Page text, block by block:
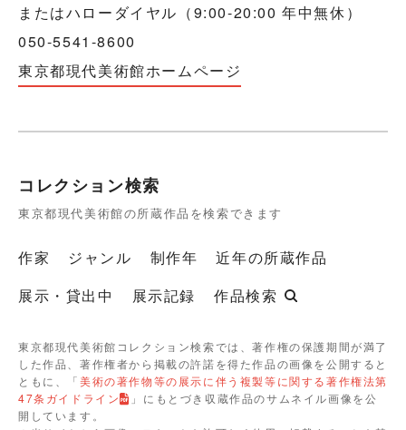
またはハローダイヤル（9:00-20:00 年中無休）
050-5541-8600
東京都現代美術館ホームページ
コレクション検索
東京都現代美術館の所蔵作品を検索できます
作家 ジャンル 制作年
近年の所蔵作品
展示・貸出中
展示記録 作品検索
東京都現代美術館コレクション検索では、著作権の保護期間が満了
した作品、著作権者から掲載の許諾を得た作品の画像を公開すると
ともに、「美術の著作物等の展示に伴う複製等に関する著作権法第
47条ガイドライン
」にもとづき収蔵作品のサムネイル画像を公
開しています。